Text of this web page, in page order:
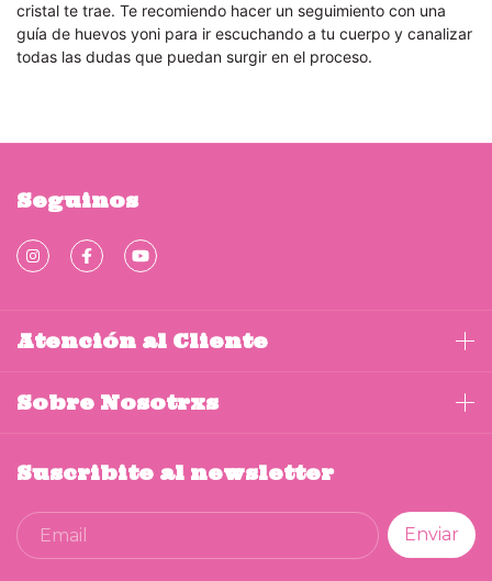
cristal te trae. Te recomiendo hacer un seguimiento con una
guía de huevos yoni para ir escuchando a tu cuerpo y canalizar
todas las dudas que puedan surgir en el proceso.
Seguinos
Atención al Cliente
Sobre Nosotrxs
Suscribite al newsletter